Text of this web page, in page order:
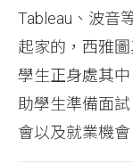
Tableau、波音
起家的，西雅
學生正身處其
助學生準備面
會以及就業機會